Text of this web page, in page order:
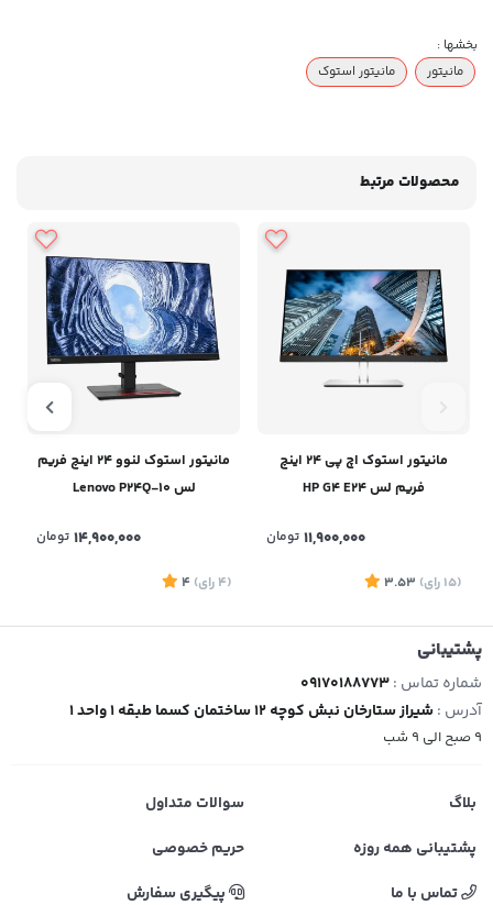
بخشها :
مانیتور
مانیتور استوک
محصولات مرتبط
مانیتور استوک اچ پی 24 اینچ
فریم لس HP G4 E24
11,900,000 تومان
(15 رای)
3.53
مانیتور استوک لنوو 24 اینچ فریم
لس Lenovo P24Q-10
14,900,000 تومان
(4 رای)
4
پشتیبانی
شماره تماس :09170188773
آدرس :شیراز ستارخان نبش کوچه 12 ساختمان کسما طبقه 1 واحد 1
9 صبح الی 9 شب
بلاگ
سوالات متداول
پشتیبانی همه روزه
حریم خصوصی
تماس با ما
پیگیری سفارش